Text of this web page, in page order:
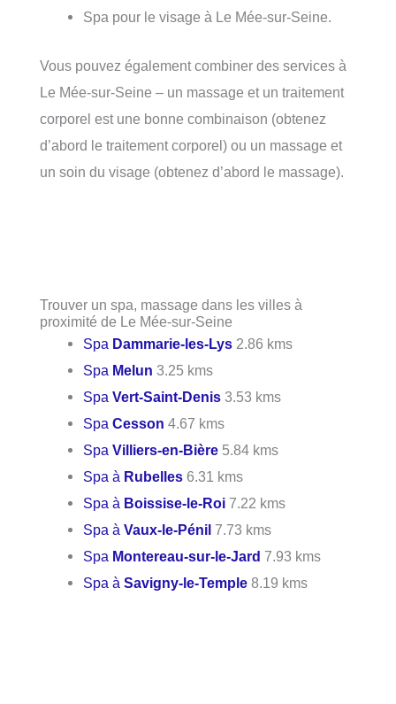
Spa pour le visage à Le Mée-sur-Seine.
Vous pouvez également combiner des services à
Le Mée-sur-Seine – un massage et un traitement
corporel est une bonne combinaison (obtenez
d’abord le traitement corporel) ou un massage et
un soin du visage (obtenez d’abord le massage).
Trouver un spa, massage dans les villes à
proximité de Le Mée-sur-Seine
Spa Dammarie-les-Lys 2.86 kms
Spa Melun 3.25 kms
SpaVert-Saint-Denis 3.53 kms
SpaCesson 4.67 kms
SpaVilliers-en-Bière 5.84 kms
Spa à Rubelles 6.31 kms
Spa à Boissise-le-Roi 7.22 kms
Spa àVaux-le-Pénil 7.73 kms
Spa Montereau-sur-le-Jard 7.93 kms
Spa àSavigny-le-Temple 8.19 kms